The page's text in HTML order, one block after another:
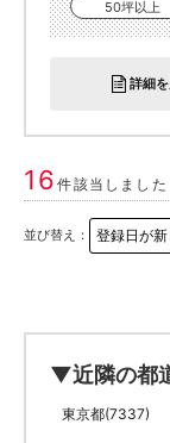
50坪以上
詳細
16件該当しました
並び替え：
▼近隣の都
東京都(7337)